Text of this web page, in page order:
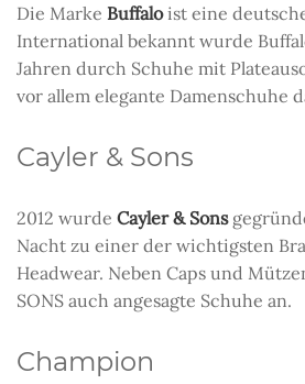
Die Marke Buffaloist eine
International bekannt wurde
Jahren durch Schuhe mit
vor allem elegante Damenschuhe
Cayler & Sons
2012 wurde Cayler & Sons
Nacht zu einer der wichtigsten
Headwear. Neben Caps und
SONS auch angesagte Schuhe an.
Champion